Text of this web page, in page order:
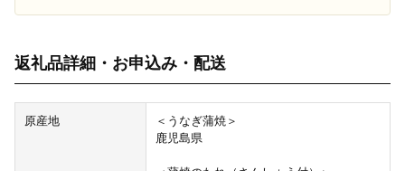
返礼品詳細・お申込み・配送
原産地
＜うなぎ蒲焼＞
鹿児島県